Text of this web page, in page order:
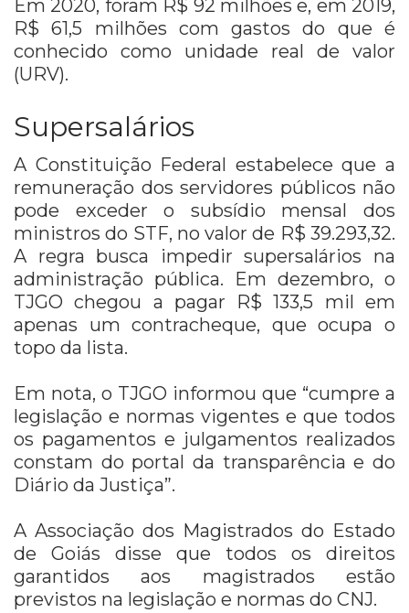
Em 2020, foram R$ 92 milhões e, em 2019,
R$ 61,5 milhões com gastos do que é
conhecido como unidade real de valor
(URV).
Supersalários
A Constituição Federal estabelece que a
remuneração dos servidores públicos não
pode exceder o subsídio mensal dos
ministros do STF, no valor de R$ 39.293,32.
A regra busca impedir supersalários na
administração pública. Em dezembro, o
TJGO chegou a pagar R$ 133,5 mil em
apenas um contracheque, que ocupa o
topo da lista.
Em nota, o TJGO informou que “cumpre a
legislação e normas vigentes e que todos
os pagamentos e julgamentos realizados
constam do portal da transparência e do
Diário da Justiça”.
A Associação dos Magistrados do Estado
de Goiás disse que todos os direitos
garantidos aos magistrados estão
previstos na legislação e normas do CNJ.